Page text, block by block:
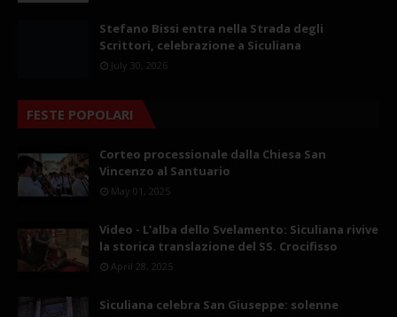
Stefano Bissi entra nella Strada degli
Scrittori, celebrazione a Siculiana
July 30, 2026
FESTE POPOLARI
Corteo processionale dalla Chiesa San
Vincenzo al Santuario
May 01, 2025
Video - L'alba dello Svelamento: Siculiana rivive
la storica translazione del SS. Crocifisso
April 28, 2025
Siculiana celebra San Giuseppe: solenne